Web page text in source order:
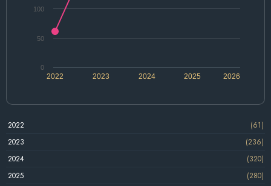
2025
2022 2023 2024 2026
0
50
100
2022
(61)
2023
(236)
2024
(320)
2025
(280)